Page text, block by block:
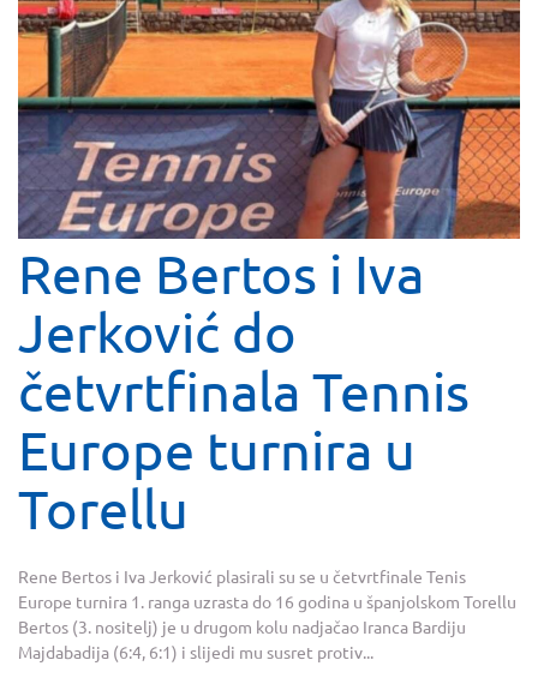
Rene Bertos i Iva
Jerković do
četvrtfinala Tennis
Europe turnira u
Torellu
Rene Bertos i Iva Jerković plasirali su se u četvrtfinale Tenis
Europe turnira 1. ranga uzrasta do 16 godina u španjolskom Torellu
Bertos (3. nositelj) je u drugom kolu nadjačao Iranca Bardiju
Majdabadija (6:4, 6:1) i slijedi mu susret protiv...